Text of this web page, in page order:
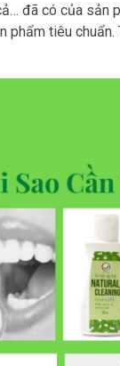
đã có của sản
phẩm tiêu